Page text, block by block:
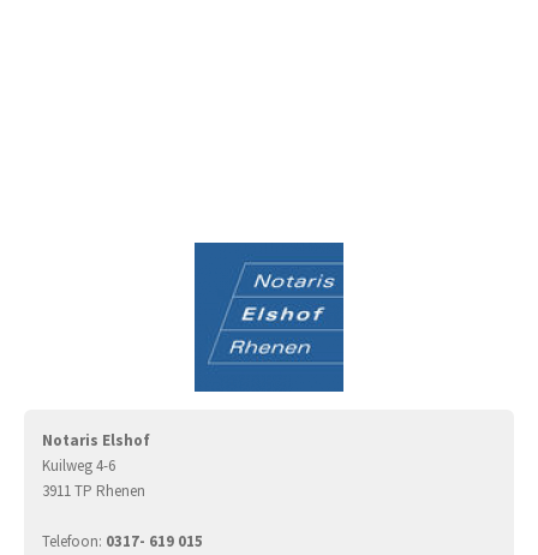
Notaris Elshof
Kuilweg 4-6
3911 TP Rhenen
Telefoon: 0317- 619 015